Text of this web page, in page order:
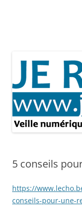
5 conseils
https://
conseils-pour-une-